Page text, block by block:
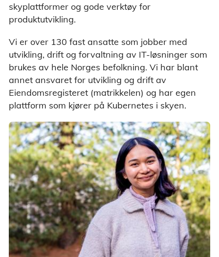
skyplattformer og gode verktøy for
produktutvikling.
Vi er over 130 fast ansatte som jobber med
utvikling, drift og forvaltning av IT-løsninger som
brukes av hele Norges befolkning. Vi har blant
annet ansvaret for utvikling og drift av
Eiendomsregisteret (matrikkelen) og har egen
plattform som kjører på Kubernetes i skyen.